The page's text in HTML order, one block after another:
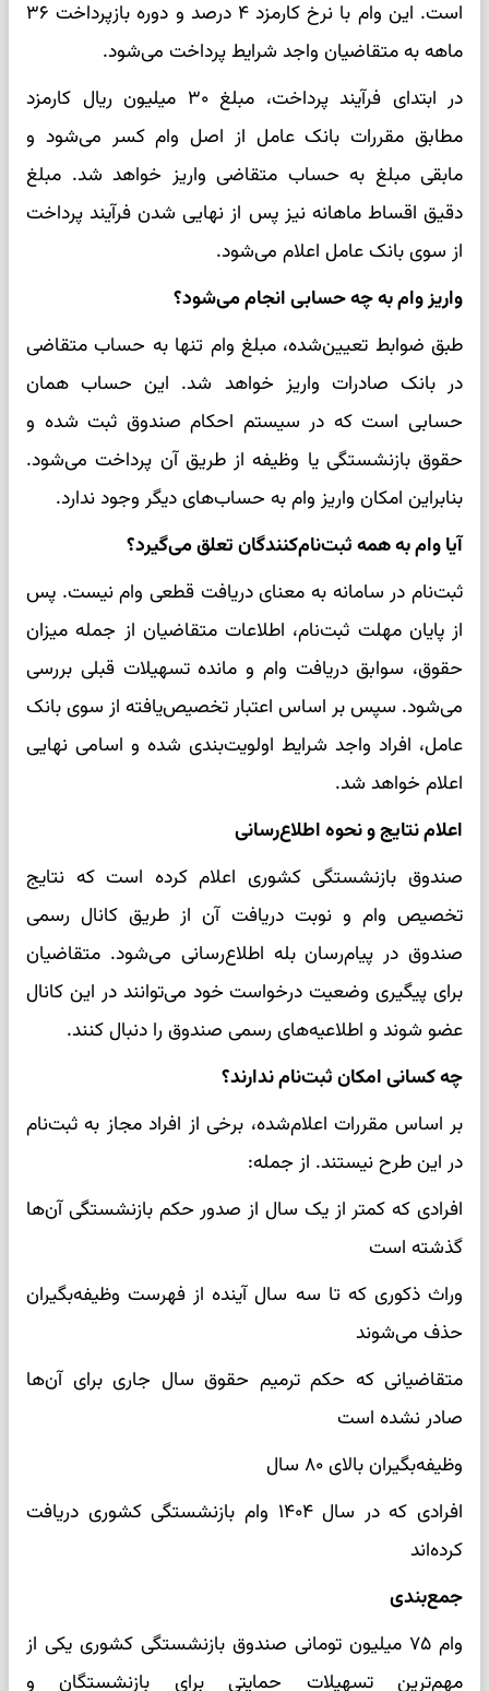
است. این وام با نرخ کارمزد ۴ درصد و دوره بازپرداخت ۳۶
ماهه به متقاضیان واجد شرایط پرداخت می‌شود.
در ابتدای فرآیند پرداخت، مبلغ ۳۰ میلیون ریال کارمزد
مطابق مقررات بانک عامل از اصل وام کسر می‌شود و
مابقی مبلغ به حساب متقاضی واریز خواهد شد. مبلغ
دقیق اقساط ماهانه نیز پس از نهایی شدن فرآیند پرداخت
از سوی بانک عامل اعلام می‌شود.
واریز وام به چه حسابی انجام می‌شود؟
طبق ضوابط تعیین‌شده، مبلغ وام تنها به حساب متقاضی
در بانک صادرات واریز خواهد شد. این حساب همان
حسابی است که در سیستم احکام صندوق ثبت شده و
حقوق بازنشستگی یا وظیفه از طریق آن پرداخت می‌شود.
بنابراین امکان واریز وام به حساب‌های دیگر وجود ندارد.
آیا وام به همه ثبت‌نام‌کنندگان تعلق می‌گیرد؟
ثبت‌نام در سامانه به معنای دریافت قطعی وام نیست. پس
از پایان مهلت ثبت‌نام، اطلاعات متقاضیان از جمله میزان
حقوق، سوابق دریافت وام و مانده تسهیلات قبلی بررسی
می‌شود. سپس بر اساس اعتبار تخصیص‌یافته از سوی بانک
عامل، افراد واجد شرایط اولویت‌بندی شده و اسامی نهایی
اعلام خواهد شد.
اعلام نتایج و نحوه اطلاع‌رسانی
صندوق بازنشستگی کشوری اعلام کرده است که نتایج
تخصیص وام و نوبت دریافت آن از طریق کانال رسمی
صندوق در پیام‌رسان بله اطلاع‌رسانی می‌شود. متقاضیان
برای پیگیری وضعیت درخواست خود می‌توانند در این کانال
عضو شوند و اطلاعیه‌های رسمی صندوق را دنبال کنند.
چه کسانی امکان ثبت‌نام ندارند؟
بر اساس مقررات اعلام‌شده، برخی از افراد مجاز به ثبت‌نام
در این طرح نیستند. از جمله:
افرادی که کمتر از یک سال از صدور حکم بازنشستگی آن‌ها
گذشته است
وراث ذکوری که تا سه سال آینده از فهرست وظیفه‌بگیران
حذف می‌شوند
متقاضیانی که حکم ترمیم حقوق سال جاری برای آن‌ها
صادر نشده است
وظیفه‌بگیران بالای ۸۰ سال
افرادی که در سال ۱۴۰۴ وام بازنشستگی کشوری دریافت
کرده‌اند
جمع‌بندی
وام ۷۵ میلیون تومانی صندوق بازنشستگی کشوری یکی از
مهم‌ترین تسهیلات حمایتی برای بازنشستگان و